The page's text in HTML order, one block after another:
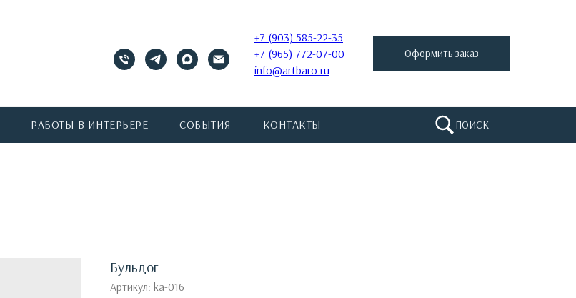
+7 (903) 585-22-35
+7 (965) 772-07-00
info@artbaro.ru
Оформить заказ
ПОИСК
РАБОТЫ В ИНТЕРЬЕРЕ СОБЫТИЯ КОНТАКТЫ
Бульдог
Артикул: ka-016